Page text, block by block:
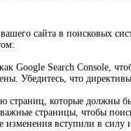
сайта в поисковых
Google Search Console,
Убедитесь, что
страниц, которые должны
страницы, чтобы
изменения вступили в